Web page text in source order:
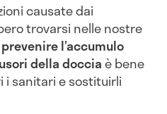
causate dai
trovarsi nelle nostre
prevenire l’accumulo
della docciaè bene
i sanitari e sostituirli